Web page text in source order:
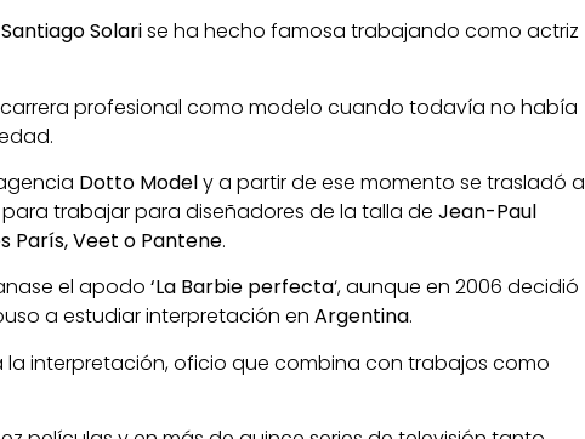
Santiago Solarise ha hecho famosa trabajando como actriz
profesional como modelo cuando todavía no había
Dotto Modely a partir de ese momento se trasladó a
para trabajar para diseñadores de la talla de Jean-Paul
París, Veet o Pantene.
el apodo ‘La Barbie perfecta‘, aunque en 2006 decidió
a estudiar interpretación en Argentina.
la interpretación, oficio que combina con trabajos como